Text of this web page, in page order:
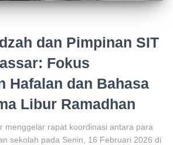
dan Pimpinan SIT
Fokus
Hafalan dan Bahasa
Libur Ramadhan
menggelar rapat koordinasi antara para
sekolah pada Senin, 16 Februari 2026 di